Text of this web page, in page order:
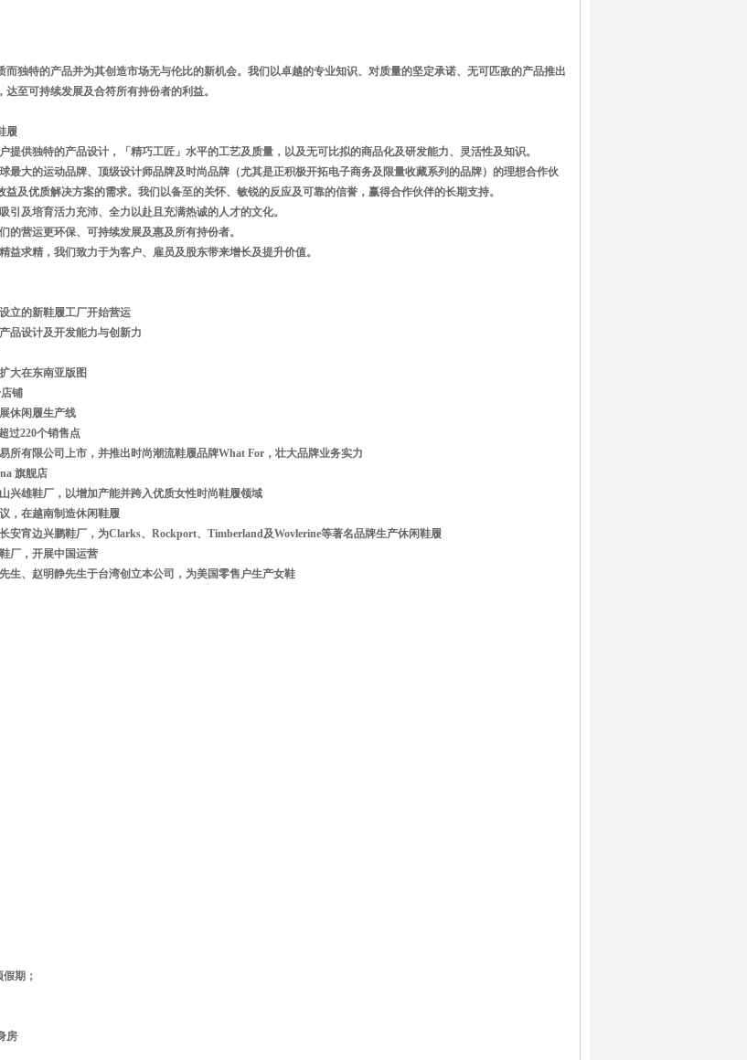
而独特的产品并为其创造市场无与伦比的新机会。我们以卓越的专业知识、对质量的坚定承诺、无可匹敌的产品推出
至可持续发展及合符所有持份者的利益。
履
提供独特的产品设计，「精巧工匠」水平的工艺及质量，以及无可比拟的商品化及研发能力、灵活性及知识。
最大的运动品牌、顶级设计师品牌及时尚品牌（尤其是正积极开拓电子商务及限量收藏系列的品牌）的理想合作伙
及优质解决方案的需求。我们以备至的关怀、敏锐的反应及可靠的信誉，赢得合作伙伴的长期支持。
引及培育活力充沛、全力以赴且充满热诚的人才的文化。
的营运更环保、可持续发展及惠及所有持份者。
益求精，我们致力于为客户、雇员及股东带来增长及提升价值。
立的新鞋履工厂开始营运
品设计及开发能力与创新力
大在东南亚版图
铺
休闲履生产线
过220个销售点
所有限公司上市，并推出时尚潮流鞋履品牌What For，壮大品牌业务实力
旗舰店
兴雄鞋厂，以增加产能并跨入优质女性时尚鞋履领域
，在越南制造休闲鞋履
安宵边兴鹏鞋厂，为Clarks、Rockport、Timberland及Wovlerine等著名品牌生产休闲鞋履
厂，开展中国运营
生、赵明静先生于台湾创立本公司，为美国零售户生产女鞋
期；
房